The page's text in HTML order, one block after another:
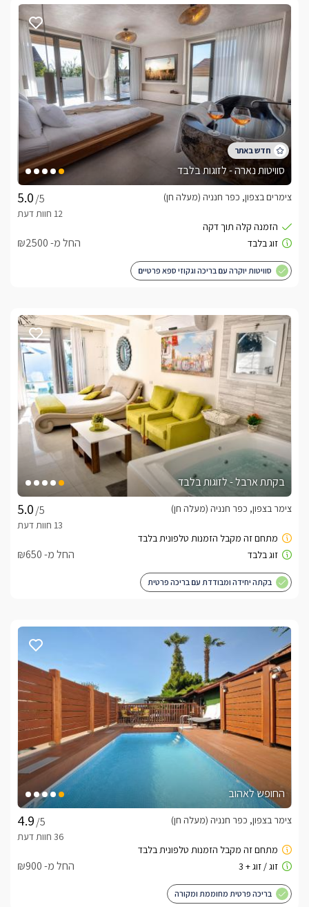
בכל בקתה מיטה זוגית מפנקת עם גב מיטה מהודר, מרופד ונוח,
תאורה חדר רומנטית  וג'קוזי זוגי רומנטי על במת עץ עם משענות
מסך LCD  גדול מחובר לכבלים שניתן לצפות בו גם מהג'קוזי וגם
בכל בקתה ישנו מטבחון מאובזר ובו מקרר, מיקרוגל, קומקום
בחדר הרחצה האסתטי תגלו שירותים, מקלחון ועמדת כיור
לכל בקתה חדר ילדים נפרד עם מיטת קומותיים שנפתחת למיטה
משפחתי.
אורחינו יהנו ממתחם חוץ מטופח
חצר גדולה מטופחת וירוקה להנאת כל אורחי המתחם. בה תוכלו
אטרקציות בסביבה
באזור ישנן אטרקציות רבות- טיולי טרקטורונים, טיולי סוסים, מסלולי
המתחם נמצא במרחק קצר מהכנרת ומהמושבה הציורית ראש
פינה, תוכלו ליהנות שם ממבחר בתי קפה ומסעדות מומלצות
ומטיולים נעימים בסמטאות קסומות, חובבי האקשן יוכלו ללכת
למתחם פיינטבול, ראפטינג בנהר הירדן ספורט ימי בכנרת ומגוון
רחב של טיולי נחלים.
חשוב לדעת
לצפייה במדיניות ותנאי הזמנה -
לידיעתכם, הפרטים המוצגים באתר: התפוסה המחירים והמבצעים
מעודכנים ומאומתים. תוכלו לבדוק ולבצע הזמנה באהבה רבה ♥
לפרטים נוספים או שאלות אנחנו פה לשירותכם
בברכה, ניסן -052-9125009
לצפייה באטרקציות ומסעדות בקרבת ונילה סקיי -
לחצו כאן
סוויטות נארה - לזוגות בלבד
/5
צימרים בצפון, כפר חנניה (מעלה חן)
החל מ- ₪2500
סוויטות יוקרה עם בריכה וגקוזי ספא פרטיים
בקתת ארבל - לזוגות בלבד
/5
צימר בצפון, כפר חנניה (מעלה חן)
החל מ- ₪650
בקתה יחידה ומבודדת עם בריכה פרטית
החופש לאהוב
/5
צימר בצפון, כפר חנניה (מעלה חן)
החל מ- ₪900
בריכה פרטית מחוממת ומקורה